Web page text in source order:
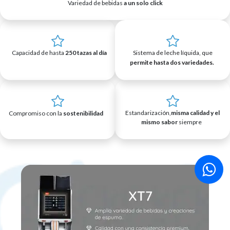
Sistema de leche líquida, que
permite hasta dos variedades.
Capacidad de hasta 250 tazas al día
Compromiso con la sostenibilidad Estandarización,misma calidad y el
mismo sabor siempre
Variedad de bebidas a un solo click